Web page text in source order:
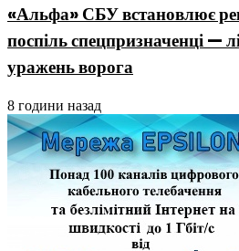
«Альфа» СБУ встановлює
поспіль спецпризначенці —
уражень ворога
8 години назад